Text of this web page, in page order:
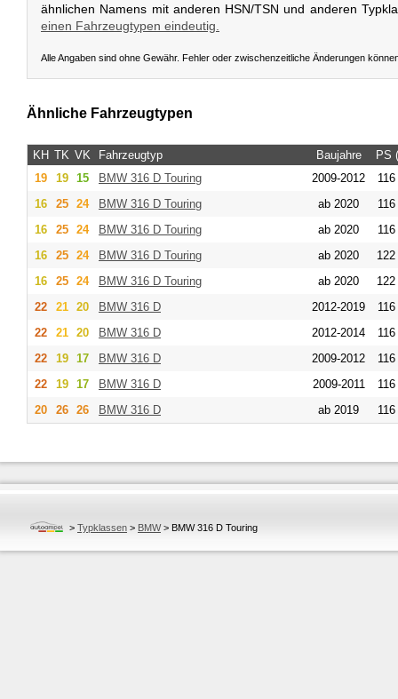
ähnlichen Namens mit anderen HSN/TSN und anderen
einen Fahrzeugtypen eindeutig.
Alle Angaben sind ohne Gewähr. Fehler oder zwischenzeitliche Änderungen
Ähnliche Fahrzeugtypen
KH TK VK Fahrzeugtyp Baujahre
PS
19
19 15 BMW 316 D Touring 2009-2012
16
25 24 BMW 316 D Touring ab 2020
16
25 24 BMW 316 D Touring ab 2020
16
25 24 BMW 316 D Touring ab 2020
16
25 24 BMW 316 D Touring ab 2020
22
21 20 BMW 316 D 2012-2019
22
21 20 BMW 316 D 2012-2014
22
19 17 BMW 316 D 2009-2012
22
19 17 BMW 316 D 2009-2011
20
26 26 BMW 316 D ab 2019
> Typklassen > BMW> BMW 316 D Touring